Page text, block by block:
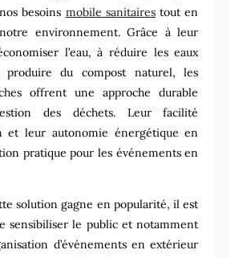
besoins mobile sanitairestout en
environnement. Grâce à leur
l’eau, à réduire les eaux
du compost naturel, les
offrent une approche durable
des déchets. Leur facilité
et leur autonomie énergétique en
pratique pour les événements en
solution gagne en popularité, il est
sensibiliser le public et notamment
d’événements en extérieur